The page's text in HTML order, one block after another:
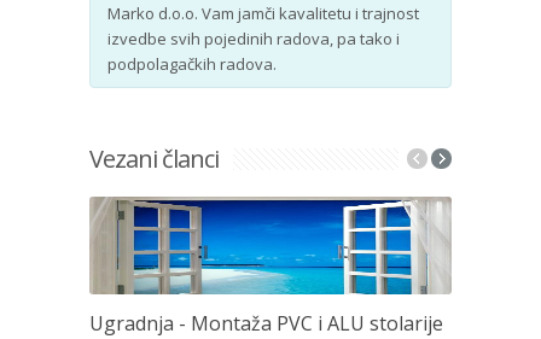
Marko d.o.o. Vam jamči kavalitetu i trajnost
izvedbe svih pojedinih radova, pa tako i
podpolagačkih radova.
Vezani članci
Ugradnja - Montaža PVC i ALU stolarije